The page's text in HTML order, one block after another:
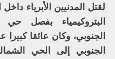
لقتل المدنيين الأبرياء
البتروكيمياء بفصل
الجنوبي، وكان عائقا
الجنوبي إلى الحي